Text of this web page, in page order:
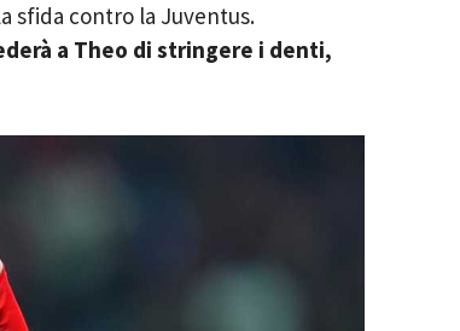
sfida contro la Juventus.
a Theo di stringere i denti,